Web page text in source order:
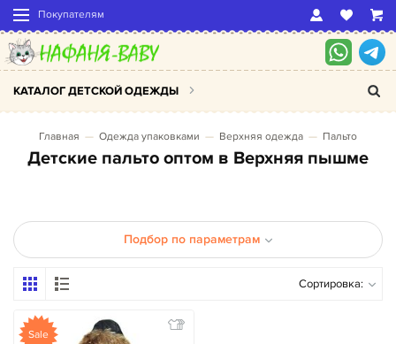
Покупателям
КАТАЛОГ ДЕТСКОЙ ОДЕЖДЫ
Главная Одежда упаковками Верхняя одежда Пальто
Детские пальто оптом в Верхняя пышме
Подбор по параметрам
Сортировка:
Sale